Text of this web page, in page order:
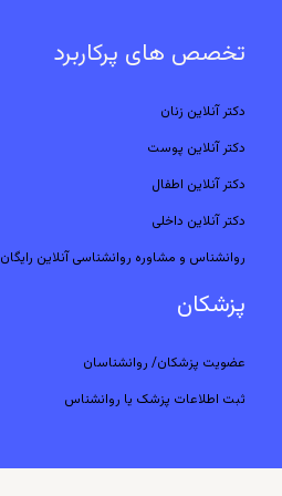
تخصص های پرکاربرد
دکتر آنلاین زنان
دکتر آنلاین پوست
دکتر آنلاین اطفال
دکتر آنلاین داخلی
روانشناس و مشاوره روانشناسی آنلاین رایگان
پزشکان
عضویت پزشکان/ روانشناسان
ثبت اطلاعات پزشک یا روانشناس